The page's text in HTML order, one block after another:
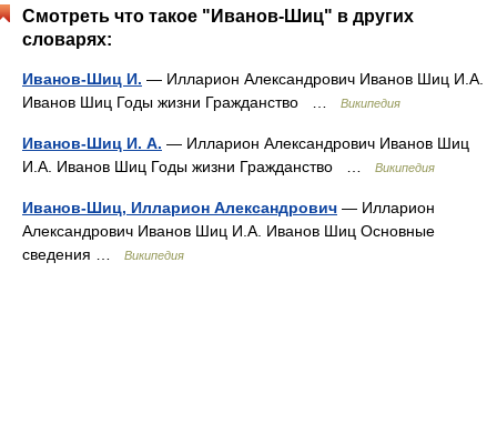
Смотреть что такое "Иванов-Шиц" в других
словарях:
Иванов-Шиц И. — Илларион Александрович Иванов Шиц И.А.
Иванов Шиц Годы жизни Гражданство …
Википедия
Иванов-Шиц И. А. — Илларион Александрович Иванов Шиц
И.А. Иванов Шиц Годы жизни Гражданство …
Википедия
Иванов-Шиц, Илларион Александрович — Илларион
Александрович Иванов Шиц И.А. Иванов Шиц Основные
сведения …
Википедия